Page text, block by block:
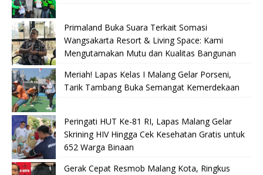
Primaland Buka Suara Terkait Somasi
Wangsakarta Resort & Living Space: Kami
Mengutamakan Mutu dan Kualitas Bangunan
Meriah! Lapas Kelas I Malang Gelar Porseni,
Tarik Tambang Buka Semangat Kemerdekaan
Peringati HUT Ke-81 RI, Lapas Malang Gelar
Skrining HIV Hingga Cek Kesehatan Gratis untuk
652 Warga Binaan
Gerak Cepat Resmob Malang Kota, Ringkus